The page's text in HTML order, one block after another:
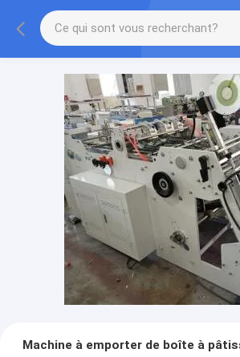
Machine à emporter de boîte à